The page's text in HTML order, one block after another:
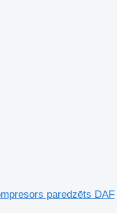
paredzēts DAF